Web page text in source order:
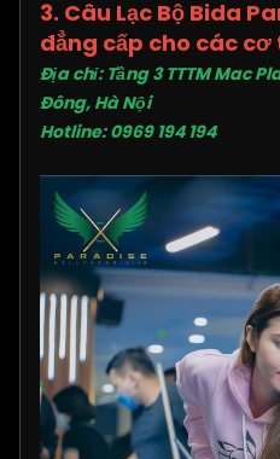
3. Câu Lạc Bộ Bida
đẳng cấp cho các
Địa chỉ: Tầng 3 TTTM Mac
Đông, Hà Nội
Hotline: 0969 194 194